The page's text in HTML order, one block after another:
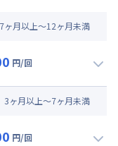
7ヶ月以上～12ヶ月未満
円/回
3ヶ月以上～7ヶ月未満
円/回